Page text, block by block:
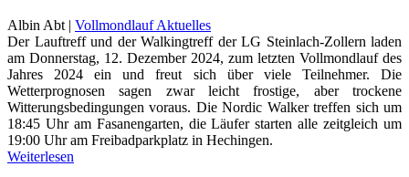
Albin Abt | Vollmondlauf Aktuelles
Der Lauftreff und der Walkingtreff der LG Steinlach-Zollern laden
am Donnerstag, 12. Dezember 2024, zum letzten Vollmondlauf des
Jahres 2024 ein und freut sich über viele Teilnehmer. Die
Wetterprognosen sagen zwar leicht frostige, aber trockene
Witterungsbedingungen voraus. Die Nordic Walker treffen sich um
18:45 Uhr am Fasanengarten, die Läufer starten alle zeitgleich um
19:00 Uhr am Freibadparkplatz in Hechingen.
Weiterlesen